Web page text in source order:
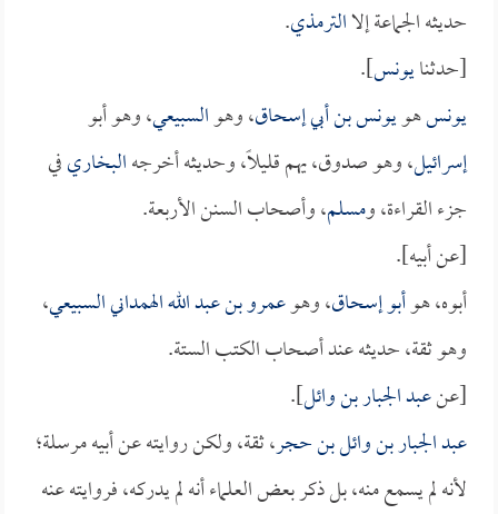
حديثه الجماعة إلاالترمذي.
[حدثنايونس].
يونسهويونس بن أبي إسحاق، وهوالسبيعي، وهو أبو
إسرائيل، وهو صدوق، يهم قليلاً، وحديثه أخرجهالبخاريفي
جزء القراءة، ومسلم، وأصحاب السنن الأربعة.
[عن أبيه].
أبوه، هوأبو إسحاق، وهوعمرو بن عبد الله الهمداني السبيعي،
وهو ثقة، حديثه عند أصحاب الكتب الستة.
[عنعبد الجبار بن وائل].
عبد الجبار بن وائل بن حجر، ثقة، ولكن روايته عن أبيه مرسلة؛
لأنه لم يسمع منه، بل ذكر بعض العلماء أنه لم يدركه، فروايته عنه